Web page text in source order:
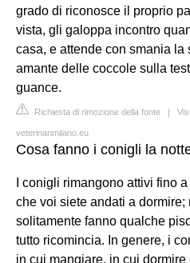
grado di riconosce il proprio
vista, gli galoppa incontro
casa, e attende con smania la
amante delle coccole sulla
guance.
Richiesta di rimozione della fonte |
veterinarimilano.eu
Cosa fanno i conigli la
I conigli rimangono attivi fino
che voi siete andati a dormire;
solitamente fanno qualche
tutto ricomincia. In genere, i
in cui mangiare, in cui